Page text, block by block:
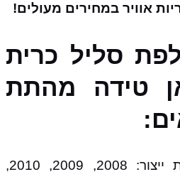
אוויר במחירים מעולים!
סליל כרית
טידה מהתת
ניסאן טידה סדאן שנות ייצור: 2008, 2009, 2010,